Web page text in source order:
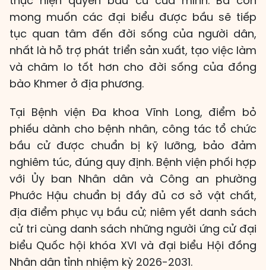
mong muốn các đại biểu được bầu sẽ tiếp
tục quan tâm đến đời sống của người dân,
nhất là hỗ trợ phát triển sản xuất, tạo việc làm
và chăm lo tốt hơn cho đời sống của đồng
bào Khmer ở địa phương.
Tại Bệnh viện Đa khoa Vĩnh Long, điểm bỏ
phiếu dành cho bệnh nhân, công tác tổ chức
bầu cử được chuẩn bị kỹ lưỡng, bảo đảm
nghiêm túc, đúng quy định. Bệnh viện phối hợp
với Ủy ban Nhân dân và Công an phường
Phước Hậu chuẩn bị đầy đủ cơ sở vật chất,
địa điểm phục vụ bầu cử; niêm yết danh sách
cử tri cùng danh sách những người ứng cử đại
biểu Quốc hội khóa XVI và đại biểu Hội đồng
Nhân dân tỉnh nhiệm kỳ 2026-2031.